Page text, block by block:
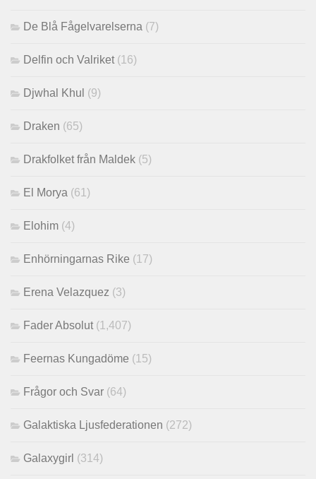
De Blå Fågelvarelserna (7)
Delfin och Valriket (16)
Djwhal Khul (9)
Draken (65)
Drakfolket från Maldek (5)
El Morya (61)
Elohim (4)
Enhörningarnas Rike (17)
Erena Velazquez (3)
Fader Absolut (1,407)
Feernas Kungadöme (15)
Frågor och Svar (64)
Galaktiska Ljusfederationen (272)
Galaxygirl (314)